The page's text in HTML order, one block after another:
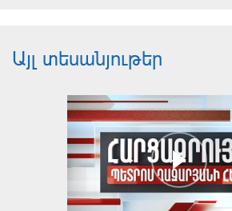
Այլ տեսանյութեր